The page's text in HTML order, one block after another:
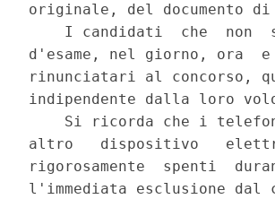
originale, del documento
I candidati  che  non
d'esame, nel giorno, ora
rinunciatari al concorso,
indipendente dalla loro
Si ricorda che i
altro   dispositivo
rigorosamente  spenti
l'immediata esclusione dal